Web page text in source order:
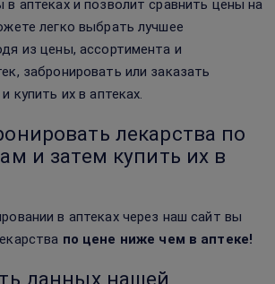
аптеках и позволит сравнить цены на
легко выбрать лучшее
из цены, ассортимента и
забронировать или заказать
купить их в аптеках.
лекарства по
и затем купить их в
в аптеках через наш сайт вы
по цене ниже чем в аптеке!
данных нашей